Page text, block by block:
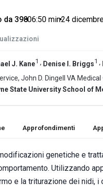
da 398•06:50 min•24
J. Kane1 , Denise I. Briggs1 ,
John D. Dingell VA
State University School of
Approfondimenti
genetiche e
Utilizzando
e la triturazione dei nidi,